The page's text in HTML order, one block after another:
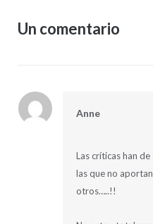
Un comentario
Anne
Las críticas han
las que no
otros…..!!